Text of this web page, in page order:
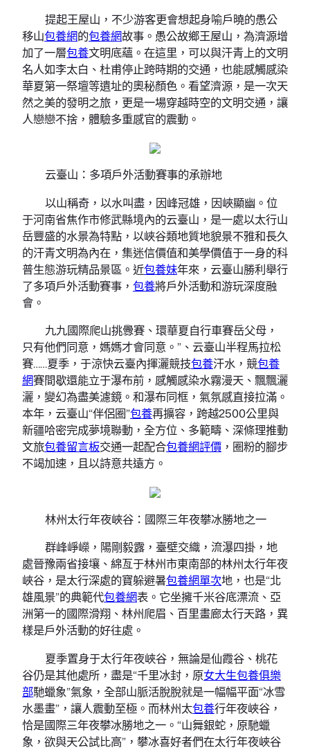
提起王屋山，不少游客更會想起身喻戶曉的愚公
移山包養網的包養網故事。愚公故鄉王屋山，為濟源增
加了一層包養文明底蘊。在這里，可以與汗青上的文明
名人如李太白、杜甫停止跨時期的交通，也能感觸感染
華夏第一祭壇等遺址的奧秘顏色。看望濟源，是一次天
然之美的發明之旅，更是一場穿越時空的文明交通，讓
人戀戀不捨，體驗多重感官的震動。
云臺山：多項戶外活動賽事的承辦地
以山稱奇，以水叫盡，因峰冠雄，因峽顯幽。位
于河南省焦作市修武縣境內的云臺山，是一處以太行山
岳豐盛的水景為特點，以峽谷類地質地貌景不雅和長久
的汗青文明為內在，集迷信價值和美學價值于一身的科
普生態游玩精品景區。近包養妹年來，云臺山勝利舉行
了多項戶外活動賽事， 包養將戶外活動和游玩深度融
會。
九九國際爬山挑釁賽、環華夏自行車賽岳父母，
只有他們同意，媽媽才會同意。”、云臺山半程馬拉松
賽……夏季，于涼快云臺內揮灑競技包養汗水，競包養
網賽間歇還能立于瀑布前，感觸感染水霧漫天、飄飄灑
灑，變幻為盡美濾鏡。和瀑布同框，氣氛感直接拉滿。
本年，云臺山“伴侶圈”包養再擴容，跨越2500公里與
新疆哈密完成夢境聯動，全方位、多範疇、深條理推動
文旅包養留言板交通一起配合包養網評價 ，圈粉的腳步
不竭加速，且以詩意共遠方。
林州太行年夜峽谷：國際三年夜攀冰勝地之一
群峰崢嶸，陽剛毅露，臺壁交織，流瀑四掛，地
處晉豫兩省接壤、綿亙于林州市東南部的林州太行年夜
峽谷，是太行深處的寶躲避暑包養網單次地，也是“北
雄風景”的典範代包養網表。它坐擁千米谷底漂流、亞
洲第一的國際滑翔、林州爬眉、百里畫廊太行天路，異
樣是戶外活動的好往處。
夏季置身于太行年夜峽谷，無論是仙霞谷、桃花
谷仍是其他處所，盡是“千里冰封，原女大生包養俱樂
部馳蠟象”氣象，全部山脈活脫脫就是一幅幅平面“冰雪
水墨畫”，讓人震動至極。而林州太包養行年夜峽谷，
恰是國際三年夜攀冰勝地之一。“山舞銀蛇，原馳蠟
象，欲與天公試比高”，攀冰喜好者們在太行年夜峽谷